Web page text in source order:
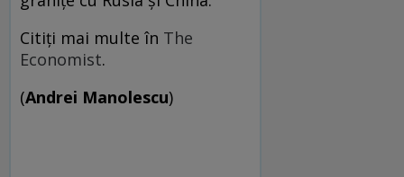
Citiţi mai multe în The
Economist.
(Andrei Manolescu)